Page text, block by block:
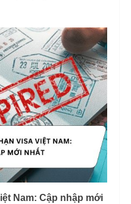
Nam: Cập nhập mới